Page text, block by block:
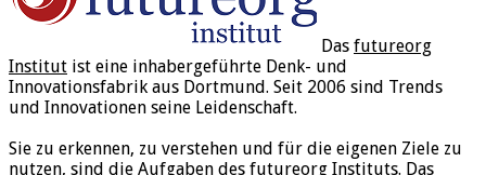
Das futureorg
Institut ist eine inhabergeführte Denk- und
Innovationsfabrik aus Dortmund. Seit 2006 sind Trends
und Innovationen seine Leidenschaft.
Sie zu erkennen, zu verstehen und für die eigenen Ziele zu
nutzen, sind die Aufgaben des futureorg Instituts. Das